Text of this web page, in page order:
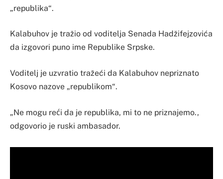
„republika“.
Kalabuhov je tražio od voditelja Senada Hadžifejzovića
da izgovori puno ime Republike Srpske.
Voditelj je uzvratio tražeći da Kalabuhov nepriznato
Kosovo nazove „republikom“.
„Ne mogu reći da je republika, mi to ne priznajemo.,
odgovorio je ruski ambasador.